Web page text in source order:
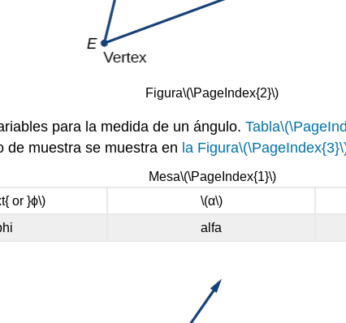
Figura\(\PageIndex{2}\)
para la medida de un ángulo. Tabla
de muestra se muestra en la Figura
Mesa\(\PageIndex{1}\)
or }ϕ\) \(α\)
alfa